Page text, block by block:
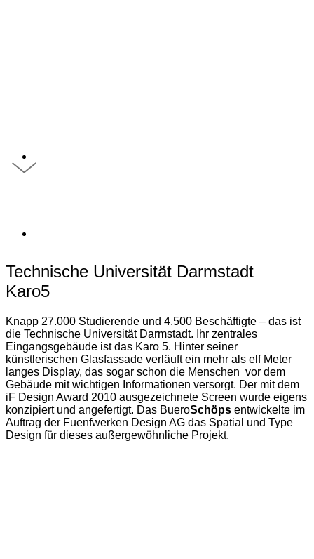
Technische Universität Darmstadt
Karo5
Knapp 27.000 Studierende und 4.500 Beschäftigte – das ist
die Technische Universität Darmstadt. Ihr zentrales
Eingangsgebäude ist das Karo 5. Hinter seiner
künstlerischen Glasfassade verläuft ein mehr als elf Meter
langes Display, das sogar schon die Menschen vor dem
Gebäude mit wichtigen Informationen versorgt. Der mit dem
iF Design Award 2010 ausgezeichnete Screen wurde eigens
konzipiert und angefertigt. Das BueroSchöps entwickelte im
Auftrag der Fuenfwerken Design AG das Spatial und Type
Design für dieses außergewöhnliche Projekt.